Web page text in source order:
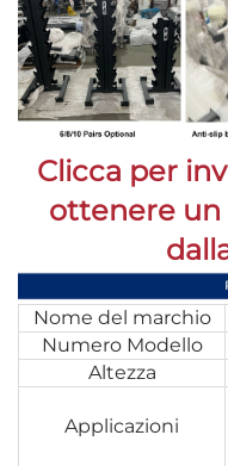
Clicca per
ottenere
Nome del marchio
Numero Modello
Altezza
Applicazioni